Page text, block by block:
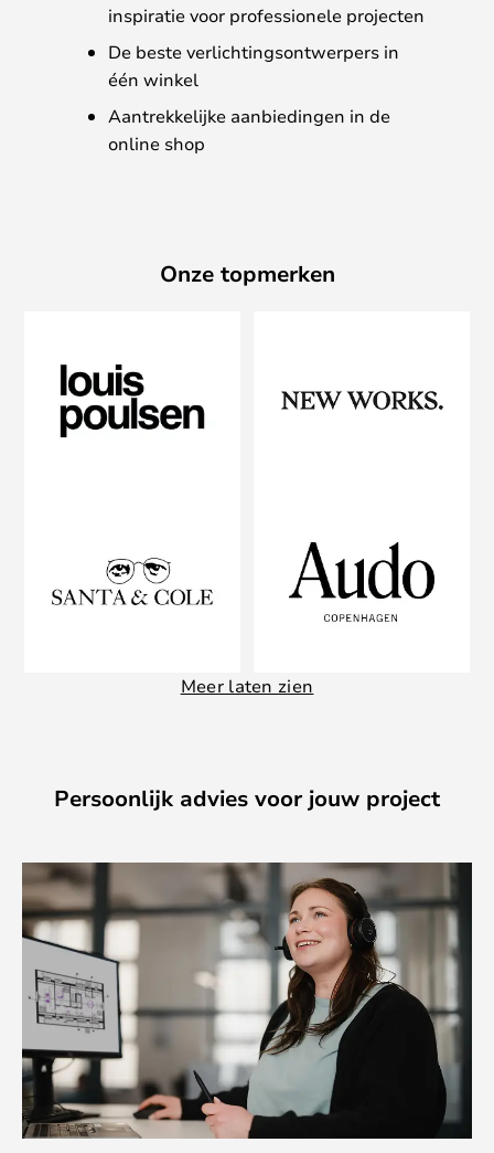
inspiratie voor professionele projecten
De beste verlichtingsontwerpers in
één winkel
Aantrekkelijke aanbiedingen in de
online shop
Onze topmerken
Meer laten zien
Persoonlijk advies voor jouw project